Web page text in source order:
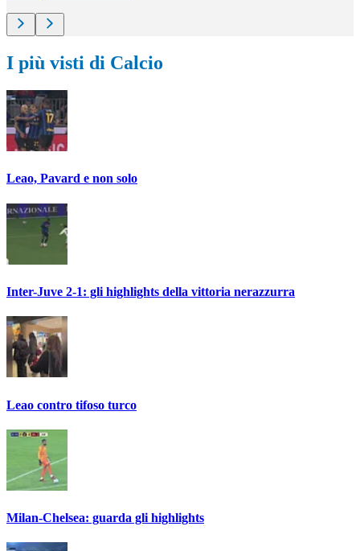
I più visti di Calcio
Leao, Pavard e non solo
Inter-Juve 2-1: gli highlights della vittoria nerazzurra
Leao contro tifoso turco
Milan-Chelsea: guarda gli highlights